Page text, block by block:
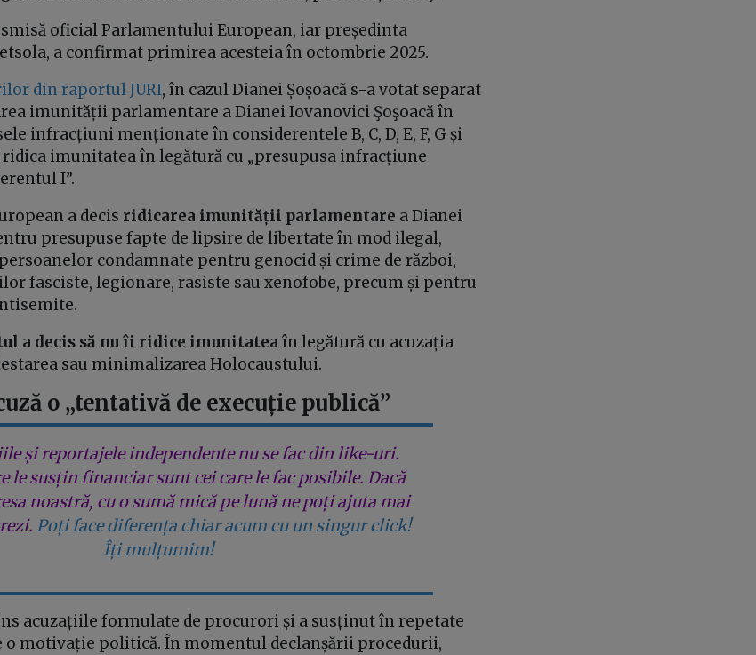
oficial Parlamentului European, iar președinta
a confirmat primirea acesteia în octombrie 2025.
din raportul JURI, în cazul Dianei Șoșoacă s-a votat separat
imunității parlamentare a Dianei Iovanovici Şoşoacă în
infracțiuni menționate în considerentele B, C, D, E, F, G și
ridica imunitatea în legătură cu „presupusa infracțiune
I”.
a decis ridicarea imunității parlamentare a Dianei
presupuse fapte de lipsire de libertate în mod ilegal,
condamnate pentru genocid și crime de război,
fasciste, legionare, rasiste sau xenofobe, precum și pentru
a decis să nu îi ridice imunitatea în legătură cu acuzația
sau minimalizarea Holocaustului.
o „tentativă de execuție publică”
și reportajele independente nu se fac din like-uri.
le susțin financiar sunt cei care le fac posibile. Dacă
noastră, cu o sumă mică pe lună ne poți ajuta mai
Poți face diferența chiar acum cu un singur click!
Îți mulțumim!
acuzațiile formulate de procurori și a susținut în repetate
o motivație politică. În momentul declanșării procedurii,